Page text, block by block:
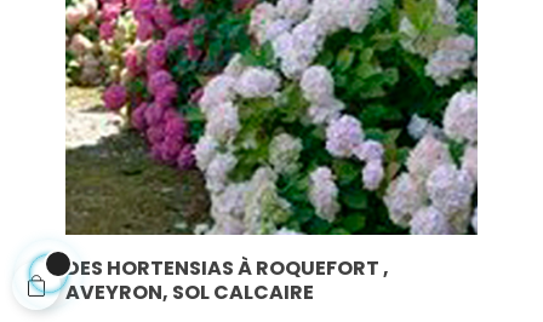
DES HORTENSIAS À ROQUEFORT ,
AVEYRON, SOL CALCAIRE